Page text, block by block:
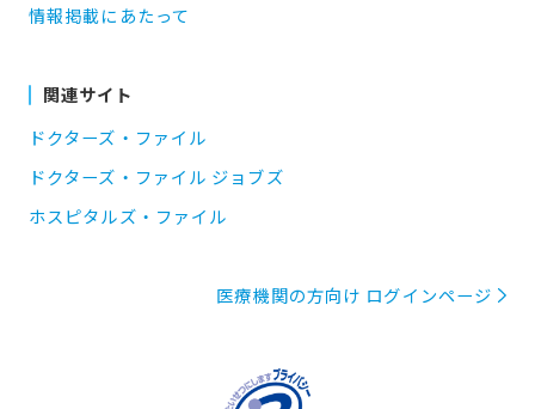
情報掲載にあたって
関連サイト
ドクターズ・ファイル
ドクターズ・ファイル ジョブズ
ホスピタルズ・ファイル
医療機関の方向け ログインページ